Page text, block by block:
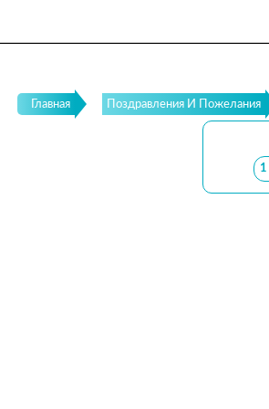
Главная Поздравления И Пожелания
1